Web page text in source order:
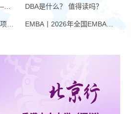
该如何作为？一个健康的企业又要
“与“登”同行，共启新章 —— 樊登老师与品逸华章团队新年聚会 DBA是什么？ 值得读吗？
北中长清及免联考EMBA项目申请时间汇总（4月篇） EMBA丨2026年全国EMBA学费汇总